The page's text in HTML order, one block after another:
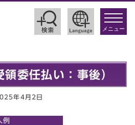
toggle
メニュー
委任払い：事後）
年4月2日
例